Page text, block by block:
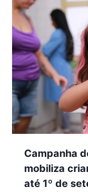
Campanha
mobiliza
até 1º de